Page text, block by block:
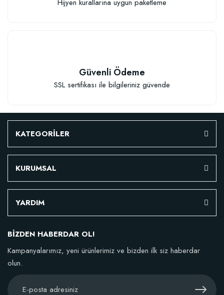
23,17 TL
Stokta Yok
Hijyen kurallarına uygun paketleme
Güvenli Ödeme
SSL sertifikası ile bilgileriniz güvende
KATEGORİLER
KURUMSAL
YARDIM
BİZDEN HABERDAR OL!
Kampanyalarımız, yeni ürünlerimiz ve bizden ilk siz haberdar
olun.